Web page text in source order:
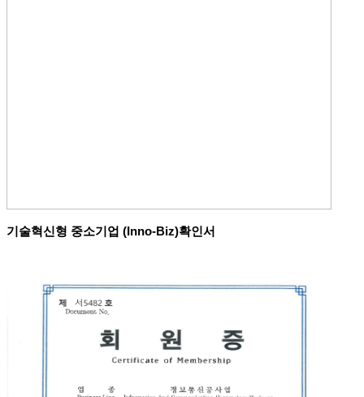
기술혁신형 중소기업 (Inno-Biz)확인서